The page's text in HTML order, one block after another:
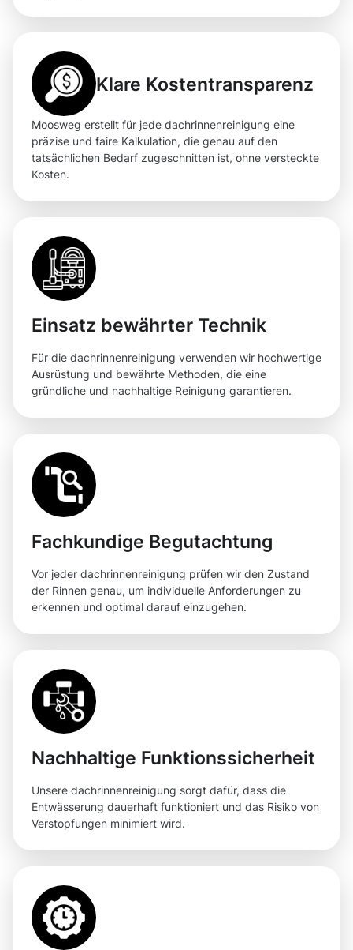
Klare Kostentransparenz
Moosweg erstellt für jede dachrinnenreinigung eine
präzise und faire Kalkulation, die genau auf den
tatsächlichen Bedarf zugeschnitten ist, ohne versteckte
Kosten.
Einsatz bewährter Technik
Für die dachrinnenreinigung verwenden wir hochwertige
Ausrüstung und bewährte Methoden, die eine
gründliche und nachhaltige Reinigung garantieren.
Fachkundige Begutachtung
Vor jeder dachrinnenreinigung prüfen wir den Zustand
der Rinnen genau, um individuelle Anforderungen zu
erkennen und optimal darauf einzugehen.
Nachhaltige Funktionssicherheit
Unsere dachrinnenreinigung sorgt dafür, dass die
Entwässerung dauerhaft funktioniert und das Risiko von
Verstopfungen minimiert wird.